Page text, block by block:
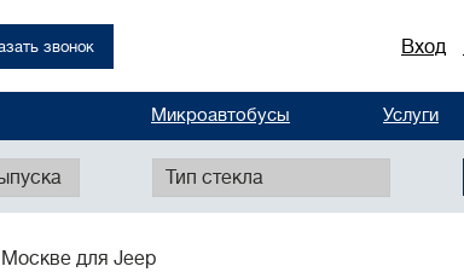
звонок Вход
Микроавтобусы Услуги
Тип стекла
Москве для Jeep